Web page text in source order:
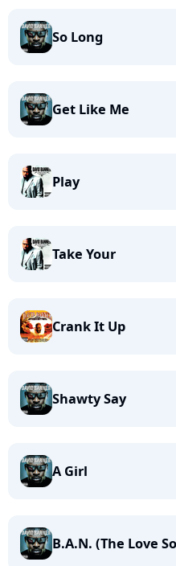
So Long
Get Like Me
Play
Take Your
Crank It Up
Shawty Say
A Girl
B.A.N. (The Love